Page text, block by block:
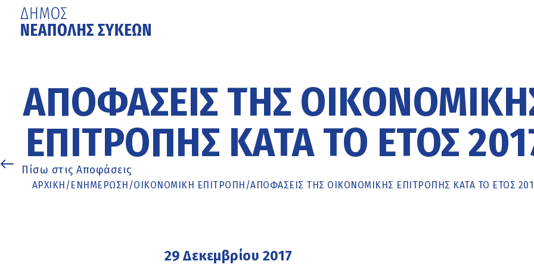
περιεχόμενο
ΑΠΟΦΆΣΕΙΣ ΤΗΣ
ΕΠΙΤΡΟΠΉΣ ΚΑΤΆ ΤΟ ΈΤΟΣ
Πίσω στις Αποφάσεις
ΑΡΧΙΚΉ /ΕΝΗΜΈΡΩΣΗ /ΟΙΚΟΝΟΜΙΚΗ ΕΠΙΤΡΟΠΗ /ΑΠΟΦΆΣΕΙΣ ΤΗΣ ΟΙΚΟΝΟΜΙΚΉΣ ΕΠΙΤΡΟΠΉΣ ΚΑΤΆ ΤΟ ΈΤΟΣ
29 Δεκεμβρίου 2017